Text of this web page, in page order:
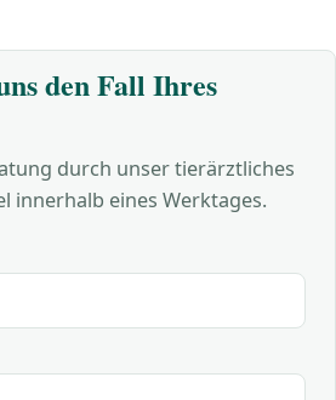
den Fall Ihres
durch unser tierärztliches
innerhalb eines Werktages.